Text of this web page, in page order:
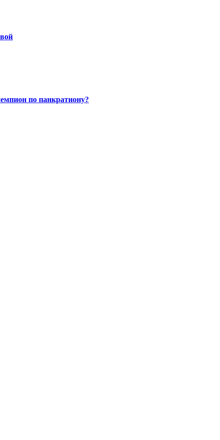
по панкратиону?